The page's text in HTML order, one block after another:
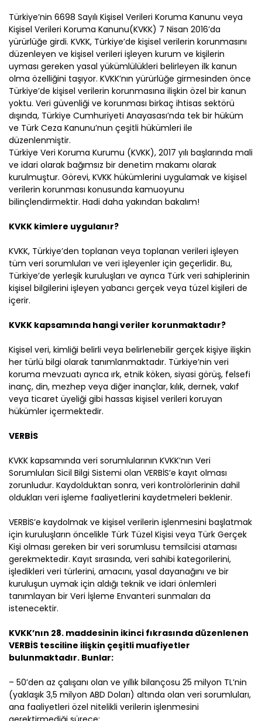
Türkiye’nin 6698 Sayılı Kişisel Verileri Koruma Kanunu veya
Kişisel Verileri Koruma Kanunu(KVKK) 7 Nisan 2016’da
yürürlüğe girdi. KVKK, Türkiye’de kişisel verilerin korunmasını
düzenleyen ve kişisel verileri işleyen kurum ve kişilerin
uyması gereken yasal yükümlülükleri belirleyen ilk kanun
olma özelliğini taşıyor. KVKK’nın yürürlüğe girmesinden önce
Türkiye’de kişisel verilerin korunmasına ilişkin özel bir kanun
yoktu. Veri güvenliği ve korunması birkaç ihtisas sektörü
dışında, Türkiye Cumhuriyeti Anayasası’nda tek bir hüküm
ve Türk Ceza Kanunu’nun çeşitli hükümleri ile
düzenlenmiştir.
Türkiye Veri Koruma Kurumu (KVKK), 2017 yılı başlarında mali
ve idari olarak bağımsız bir denetim makamı olarak
kurulmuştur. Görevi, KVKK hükümlerini uygulamak ve kişisel
verilerin korunması konusunda kamuoyunu
bilinçlendirmektir. Hadi daha yakından bakalım!
KVKK kimlere uygulanır?
KVKK, Türkiye’den toplanan veya toplanan verileri işleyen
tüm veri sorumluları ve veri işleyenler için geçerlidir. Bu,
Türkiye’de yerleşik kuruluşları ve ayrıca Türk veri sahiplerinin
kişisel bilgilerini işleyen yabancı gerçek veya tüzel kişileri de
içerir.
KVKK kapsamında hangi veriler korunmaktadır?
Kişisel veri, kimliği belirli veya belirlenebilir gerçek kişiye ilişkin
her türlü bilgi olarak tanımlanmaktadır. Türkiye’nin veri
koruma mevzuatı ayrıca ırk, etnik köken, siyasi görüş, felsefi
inanç, din, mezhep veya diğer inançlar, kılık, dernek, vakıf
veya ticaret üyeliği gibi hassas kişisel verileri koruyan
hükümler içermektedir.
VERBİS
KVKK kapsamında veri sorumlularının KVKK’nın Veri
Sorumluları Sicil Bilgi Sistemi olan VERBİS’e kayıt olması
zorunludur. Kaydolduktan sonra, veri kontrolörlerinin dahil
oldukları veri işleme faaliyetlerini kaydetmeleri beklenir.
VERBİS’e kaydolmak ve kişisel verilerin işlenmesini başlatmak
için kuruluşların öncelikle Türk Tüzel Kişisi veya Türk Gerçek
Kişi olması gereken bir veri sorumlusu temsilcisi ataması
gerekmektedir. Kayıt sırasında, veri sahibi kategorilerini,
işledikleri veri türlerini, amacını, yasal dayanağını ve bir
kuruluşun uymak için aldığı teknik ve idari önlemleri
tanımlayan bir Veri İşleme Envanteri sunmaları da
istenecektir.
KVKK’nın 28. maddesinin ikinci fıkrasında düzenlenen
VERBİS tesciline ilişkin çeşitli muafiyetler
bulunmaktadır. Bunlar:
– 50’den az çalışanı olan ve yıllık bilançosu 25 milyon TL’nin
(yaklaşık 3,5 milyon ABD Doları) altında olan veri sorumluları,
ana faaliyetleri özel nitelikli verilerin işlenmesini